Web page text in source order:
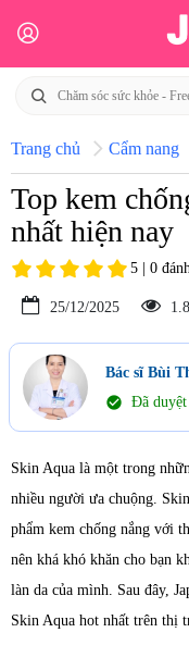
Trang chủ Cẩm nang
Top kem
nhất hiện nay
5 | 0
25/12/2025
Bác sĩ Bùi
check_circle Đã
Skin Aqua là một trong
nhiều người ưa chuộng.
phẩm kem chống nắng với
nên khá khó khăn cho bạn
làn da của mình. Sau đây,
Skin Aqua hot nhất trên thị